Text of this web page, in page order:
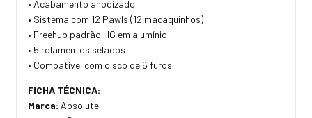
• Acabamento anodizado
• Sistema com 12 Pawls (12 macaquinhos)
• Freehub padrão HG em alumínio
• 5 rolamentos selados
• Compatível com disco de 6 furos
FICHA TÉCNICA:
Marca: Absolute